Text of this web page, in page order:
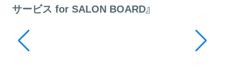
サービス for SALON BOARD』